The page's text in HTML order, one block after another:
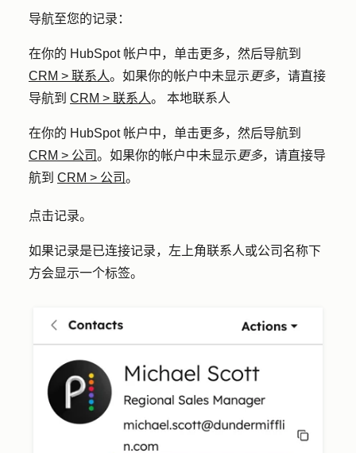
导航至您的记录：
在你的 HubSpot 帐户中，单击更多，然后导航到
CRM > 联系人。如果你的帐户中未显示 更多，请直接
导航到 CRM > 联系人。 本地联系人
在你的 HubSpot 帐户中，单击更多，然后导航到
CRM > 公司。如果你的帐户中未显示 更多，请直接导
航到 CRM > 公司。
点击记录。
如果记录是已连接记录，左上角联系人或公司名称下
方会显示一个标签。